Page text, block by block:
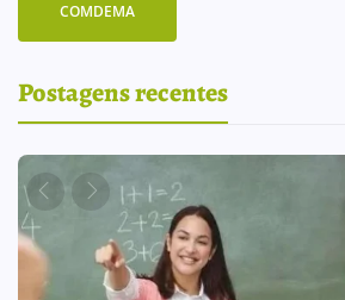
COMDEMA
Postagens recentes